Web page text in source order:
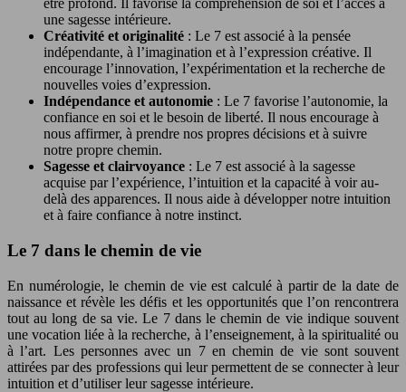
être profond. Il favorise la compréhension de soi et l’accès à
une sagesse intérieure.
Créativité et originalité : Le 7 est associé à la pensée
indépendante, à l’imagination et à l’expression créative. Il
encourage l’innovation, l’expérimentation et la recherche de
nouvelles voies d’expression.
Indépendance et autonomie : Le 7 favorise l’autonomie, la
confiance en soi et le besoin de liberté. Il nous encourage à
nous affirmer, à prendre nos propres décisions et à suivre
notre propre chemin.
Sagesse et clairvoyance : Le 7 est associé à la sagesse
acquise par l’expérience, l’intuition et la capacité à voir au-
delà des apparences. Il nous aide à développer notre intuition
et à faire confiance à notre instinct.
Le 7 dans le chemin de vie
En numérologie, le chemin de vie est calculé à partir de la date de
naissance et révèle les défis et les opportunités que l’on rencontrera
tout au long de sa vie. Le 7 dans le chemin de vie indique souvent
une vocation liée à la recherche, à l’enseignement, à la spiritualité ou
à l’art. Les personnes avec un 7 en chemin de vie sont souvent
attirées par des professions qui leur permettent de se connecter à leur
intuition et d’utiliser leur sagesse intérieure.